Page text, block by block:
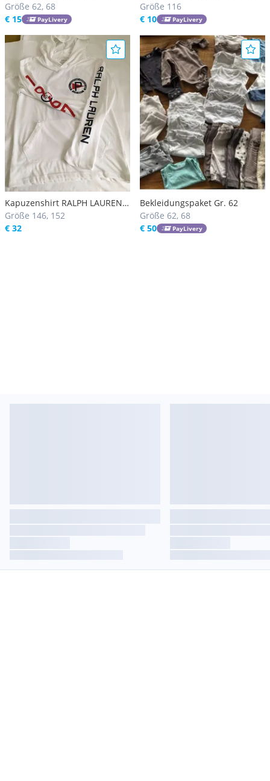
Größe 62, 68
€ 15
PayLivery
116
Größe 116
€ 10
PayLivery
Kapuzenshirt RALPH LAUREN
m/ w
Größe 146, 152
€ 32
Bekleidungspaket Gr. 62
Größe 62, 68
€ 50
PayLivery